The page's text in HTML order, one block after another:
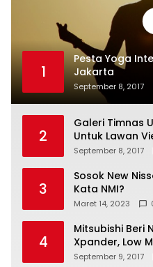
1
Pesta Yoga
Jakarta
September 8, 2017
2
Galeri Timnas
Untuk Lawan
September 8, 2017
3
Sosok New
Kata NMI?
Maret 14, 2023
4
Mitsubishi Beri
Xpander, Low
September 9, 2017